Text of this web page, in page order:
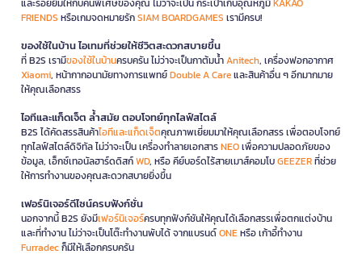
และรอยยิ้มให้กับคนพิเศษของคุณ ไม่ว่าจะเป็น กระเป๋าเก็บอุณหภูมิKAKAO
FRIENDS หรือเกมจดหมายรักSIAM BOARDGAMES เรามีครบ!
ของใช้ในบ้าน ไอเทมที่ช่วยให้ชีวิตสะดวกสบายขึ้น
ที่ B2S เรามีของใช้ในบ้านครบครัน ไม่ว่าจะเป็นกาต้มน้ำAnitech, เครื่องฟอกอากาศ
Xiaomi, หน้ากากอนามัยทางการแพทย์Double A Careและสินค้าอื่น ๆ อีกมากมาย
ให้คุณเลือกสรร
ไอทีและแก็ดเจ็ต ล้ำสมัย ตอบโจทย์ทุกไลฟ์สไตล์
B2S ได้คัดสรรสินค้าไอทีและแก็ดเจ็ตคุณภาพเยี่ยมมาให้คุณเลือกสรร เพื่อตอบโจทย์
ทุกไลฟ์สไตล์ดิจิทัล ไม่ว่าจะเป็น เครื่องทำลายเอกสารNEOเพื่อความปลอดภัยของ
ข้อมูล, เอ็กซ์เทอนัลฮาร์ดดิสก์WD, หรือ คีย์บอร์ดไร้สายเมาส์คอมโบGEEZERที่ช่วย
ให้การทำงานของคุณสะดวกสบายยิ่งขึ้น
เฟอร์นิเจอร์ดีไซน์ครบฟังก์ชั่น
นอกจากนี้ B2S ยังมีเฟอร์นิเจอร์ครบทุกฟังก์ชันให้คุณได้เลือกสรรเพื่อตกแต่งบ้าน
และที่ทำงาน ไม่ว่าจะเป็นโต๊ะทำงานพับได้ จากแบรนด์ONEหรือ เก้าอี้ทำงาน
Furradecก็มีให้เลือกครบครัน